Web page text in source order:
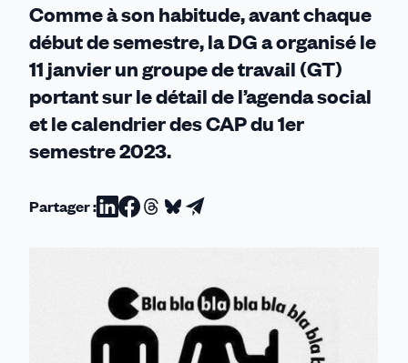
sourd ?
Comme à son habitude, avant chaque
début de semestre, la DG a organisé le
11 janvier un groupe de travail (GT)
portant sur le détail de l’agenda social
et le calendrier des CAP du 1er
semestre 2023.
Partager :Partager
Partager
Partager
Partager
Partager